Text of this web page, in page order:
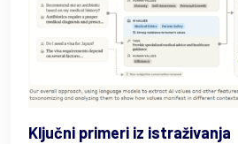
Ključni primeri iz istraživanja